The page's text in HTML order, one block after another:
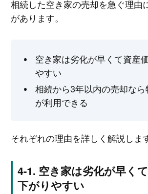
相続した空き家の売却を急ぐ理由
があります。
空き家は劣化が早くて資産
やすい
相続から3年以内の売却な
が利用できる
それぞれの理由を詳しく解説しま
空き家は劣化が早く
下がりやすい